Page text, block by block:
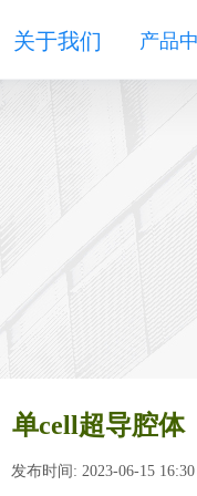
单cell超导腔体
发布时间: 2023-06-15
关于我们 产品